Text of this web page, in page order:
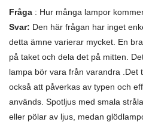
Fråga : Hur många lampor
Svar: Den här frågan har inget
detta ämne varierar mycket. En
på taket och dela det på mitten.
lampa bör vara från varandra .Det
också att påverkas av typen och
används. Spotljus med smala
eller pölar av ljus, medan